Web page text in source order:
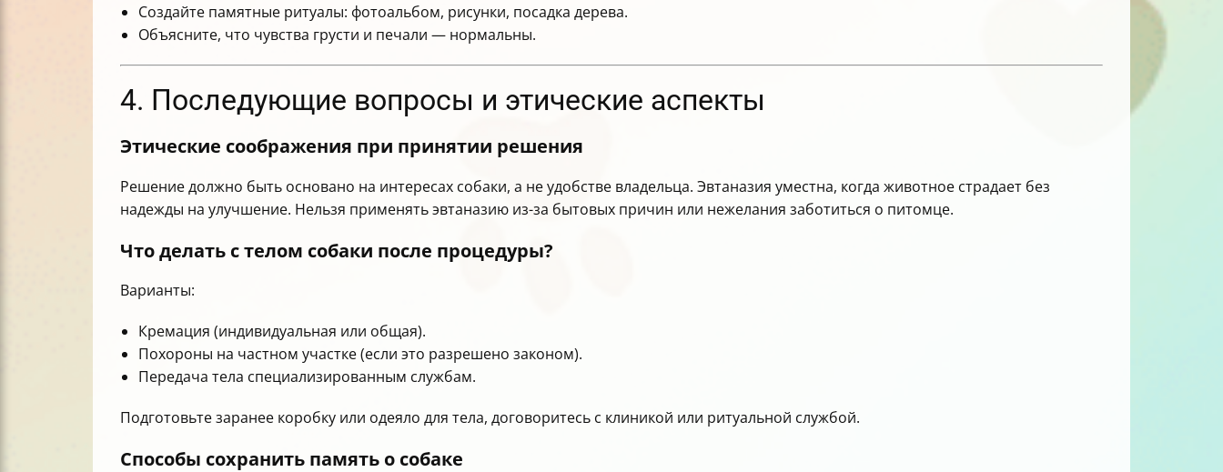
Создайте памятные ритуалы: фотоальбом, рисунки, посадка дерева.
Объясните, что чувства грусти и печали — нормальны.
4. Последующие вопросы и этические аспекты
Этические соображения при принятии решения
Решение должно быть основано на интересах собаки, а не удобстве владельца. Эвтаназия уместна, когда животное страдает без
надежды на улучшение. Нельзя применять эвтаназию из-за бытовых причин или нежелания заботиться о питомце.
Что делать с телом собаки после процедуры?
Варианты:
Кремация (индивидуальная или общая).
Похороны на частном участке (если это разрешено законом).
Передача тела специализированным службам.
Подготовьте заранее коробку или одеяло для тела, договоритесь с клиникой или ритуальной службой.
Способы сохранить память о собаке